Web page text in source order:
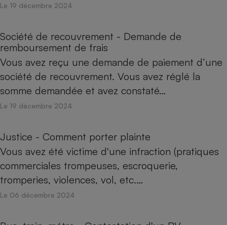
Le 19 décembre 2024
Société de recouvrement - Demande de
remboursement de frais
Vous avez reçu une demande de paiement d’une
société de recouvrement. Vous avez réglé la
somme demandée et avez constaté…
Le 19 décembre 2024
Justice - Comment porter plainte
Vous avez été victime d'une infraction (pratiques
commerciales trompeuses, escroquerie,
tromperies, violences, vol, etc.…
Le 06 décembre 2024